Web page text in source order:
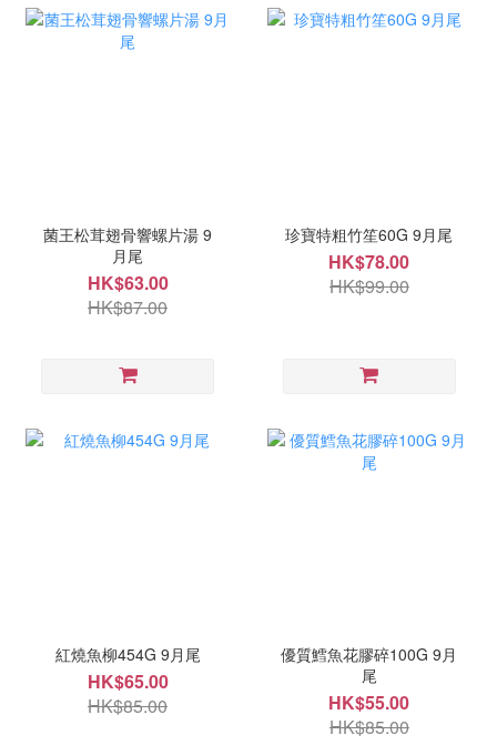
菌王松茸翅骨響螺片湯 9
月尾
HK$63.00
HK$87.00
珍寶特粗竹笙60G 9月尾
HK$78.00
HK$99.00
紅燒魚柳454G 9月尾
HK$65.00
HK$85.00
優質鱈魚花膠碎100G 9月
尾
HK$55.00
HK$85.00